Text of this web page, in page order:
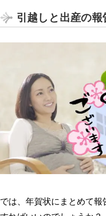
引越しと出産の報
では、年賀状にまとめて